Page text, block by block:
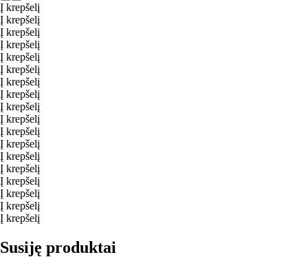
Į krepšelį
Į krepšelį
Į krepšelį
Į krepšelį
Į krepšelį
Į krepšelį
Į krepšelį
Į krepšelį
Į krepšelį
Į krepšelį
Į krepšelį
Į krepšelį
Į krepšelį
Į krepšelį
Į krepšelį
Į krepšelį
Į krepšelį
Į krepšelį
Susiję produktai